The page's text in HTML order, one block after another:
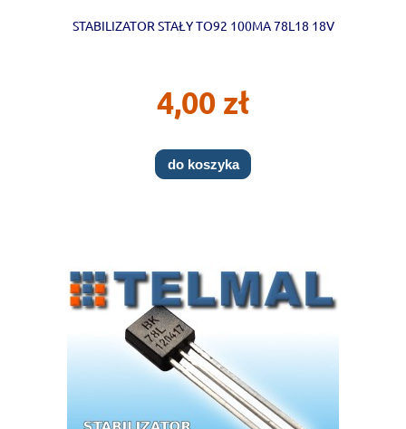
STABILIZATOR STAŁY TO92 100MA 78L18 18V
4,00 zł
do koszyka